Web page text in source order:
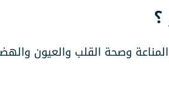
وصحة القلب والعيون